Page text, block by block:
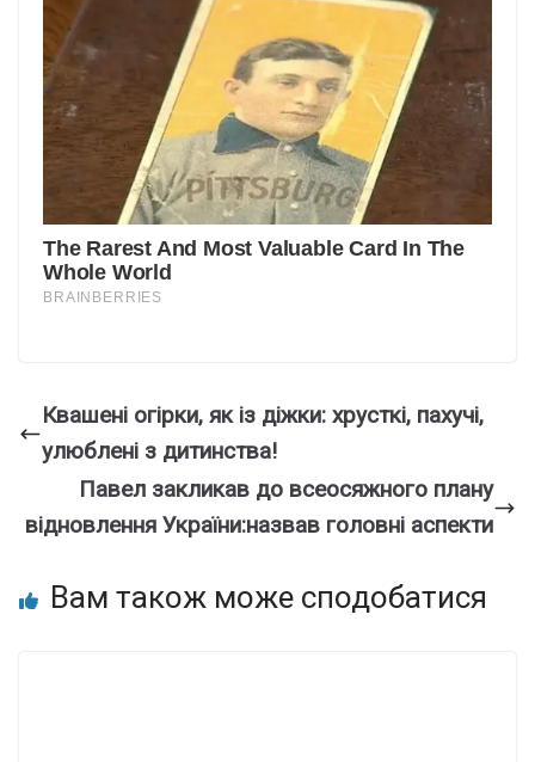
Квашені огірки, як із діжки: хрусткі, пахучі,
улюблені з дитинства!
Павел закликав до всеосяжного плану
відновлення України:назвав головні аспекти
Вам також може сподобатися